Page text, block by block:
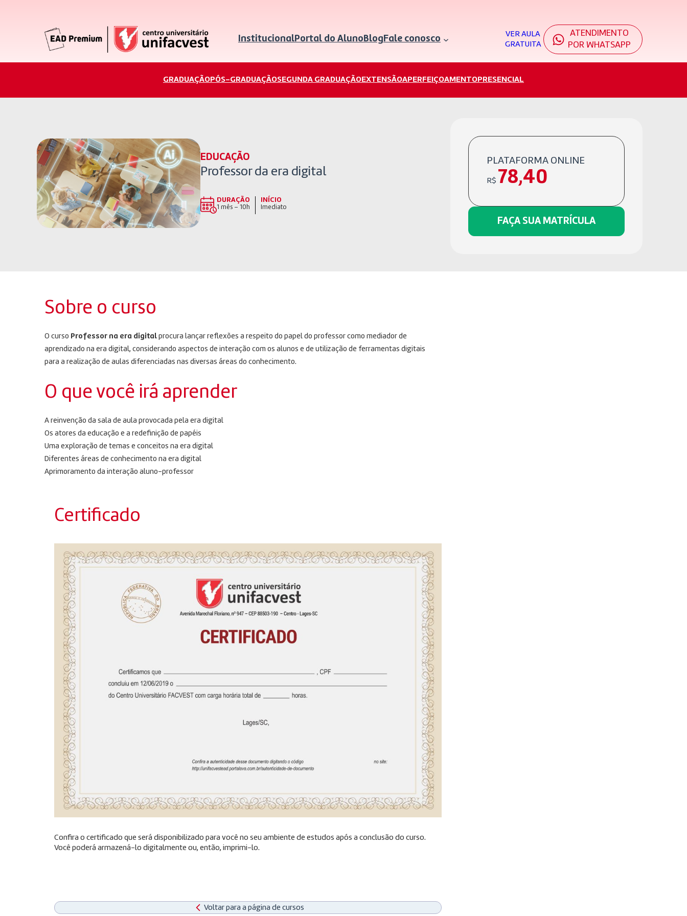
InstitucionalPortal do AlunoBlogFale conosco
VER AULA
GRATUITA
ATENDIMENTO
POR WHATSAPP
GRADUAÇÃOPÓS-GRADUAÇÃOSEGUNDA GRADUAÇÃOEXTENSÃOAPERFEIÇOAMENTOPRESENCIAL
EDUCAÇÃO
Professor da era digital
DURAÇÃO
1 mês – 10h
INÍCIO
Imediato
Sobre o curso
O curso Professor na era digital procura lançar reflexões a respeito do papel do professor como mediador de
aprendizado na era digital, considerando aspectos de interação com os alunos e de utilização de ferramentas digitais
para a realização de aulas diferenciadas nas diversas áreas do conhecimento.
O que você irá aprender
A reinvenção da sala de aula provocada pela era digital
Os atores da educação e a redefinição de papéis
Uma exploração de temas e conceitos na era digital
Diferentes áreas de conhecimento na era digital
Aprimoramento da interação aluno-professor
PLATAFORMA ONLINE
R$ 78,40
FAÇA SUA MATRÍCULA
Certificado
Confira o certificado que será disponibilizado para você no seu ambiente de estudos após a conclusão do curso.
Você poderá armazená-lo digitalmente ou, então, imprimi-lo.
Voltar para a página de cursos